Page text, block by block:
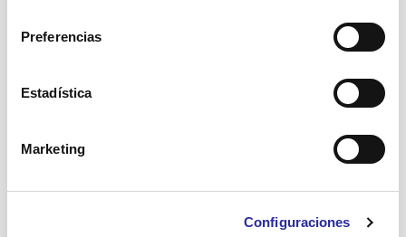
Preferencias
Estadística
Marketing
Configuraciones
El Centro de Día, un buen recurso contra
la soledad y para mantener activas a las
personas mayores